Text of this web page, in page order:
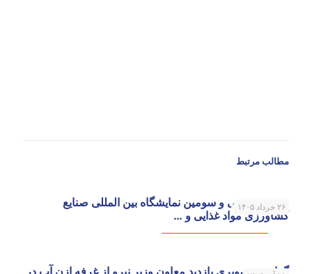
مطالب مرتبط
۲۶ خرداد ۱۴۰۵
حضور در سی و سومین نمایشگاه بین المللی صنایع
کشاورزی مواد غذایی و …
گزارش تصویری بازدید معاون وزیر نیرو از غرفه ازن آب در